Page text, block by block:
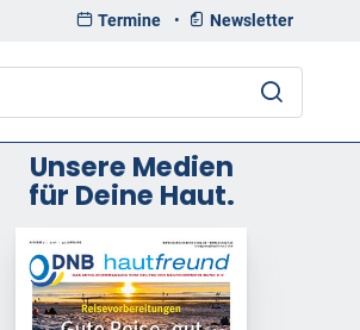
Termine • Newsletter
Unsere Medien
für Deine Haut.